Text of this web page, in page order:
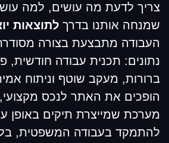
צריך לדעת מה עושים, למה
שמנחה אותנו בדרךלתוצאות
העבודה מתבצעת בצורה
נתונים: תכנית עבודה חודשית,
ברורות, מעקב שוטף וניתוח
הופכים את האתר לנכס מקצועי,
מערכת שמייצרת תיקים באופן
להתמקד בעבודה המשפטית, בלי